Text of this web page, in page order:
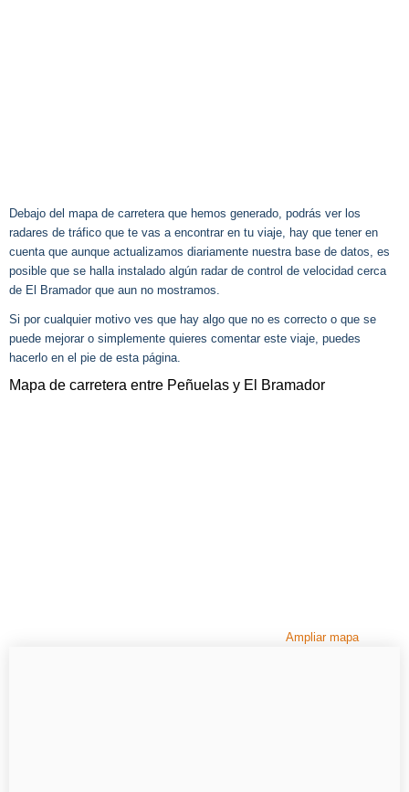
Debajo del mapa de carretera que hemos generado, podrás ver los
radares de tráfico que te vas a encontrar en tu viaje, hay que tener en
cuenta que aunque actualizamos diariamente nuestra base de datos, es
posible que se halla instalado algún radar de control de velocidad cerca
de El Bramador que aun no mostramos.
Si por cualquier motivo ves que hay algo que no es correcto o que se
puede mejorar o simplemente quieres comentar este viaje, puedes
hacerlo en el pie de esta página.
Mapa de carretera entre Peñuelas y El Bramador
Ampliar mapa